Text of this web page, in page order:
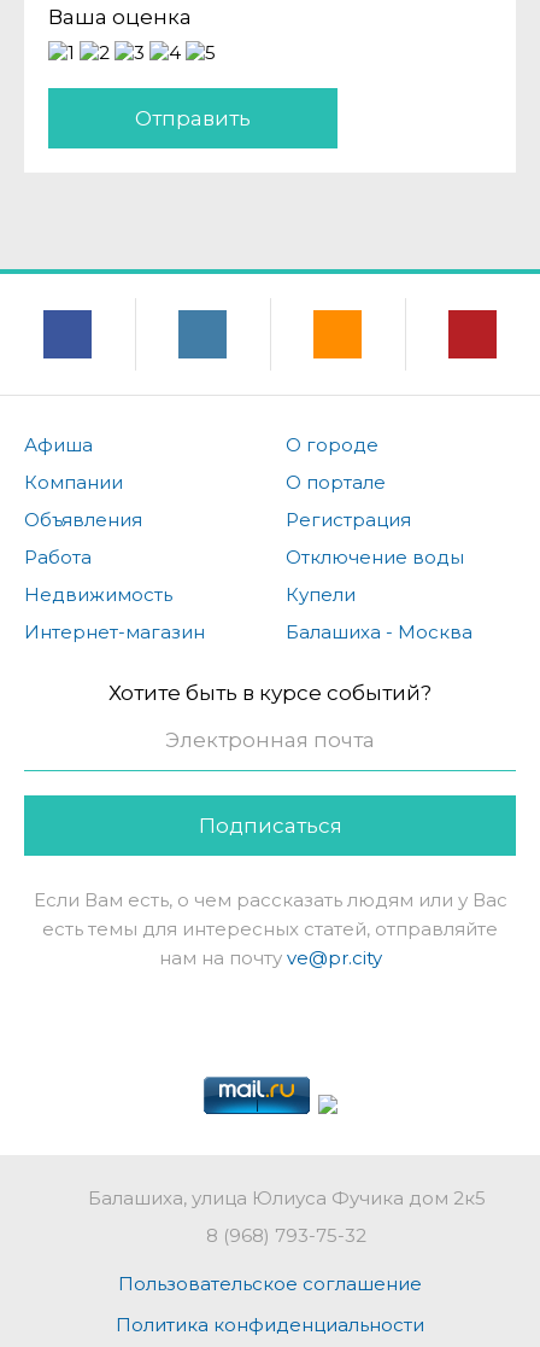
Ваша оценка
Отправить
Афиша
Компании
Объявления
Работа
Недвижимость
Интернет-магазин
О городе
О портале
Регистрация
Отключение воды
Купели
Балашиха - Москва
Хотите быть в курсе событий?
Подписаться
Если Вам есть, о чем рассказать людям или у Вас
есть темы для интересных статей, отправляйте
нам на почту ve@pr.city
Балашиха, улица Юлиуса Фучика дом 2к5
8 (968) 793-75-32
Пользовательское соглашение
Политика конфиденциальности